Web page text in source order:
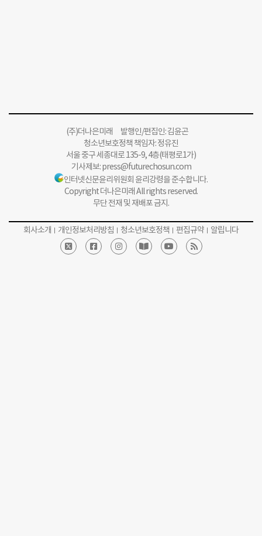
(주)더나은미래 발행인/편집인: 김윤곤
청소년보호정책 책임자: 정유진
서울 중구 세종대로 135-9, 4층(태평로1가)
기사제보:press@futurechosun.com
인터넷신문윤리위원회 윤리강령을 준수합니다.
Copyright 더나은미래 All rights reserved.
무단 전재 및 재배포 금지.
회사소개 개인정보처리방침 청소년보호정책 편집규약 알립니다